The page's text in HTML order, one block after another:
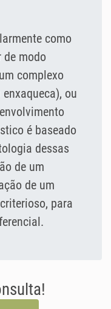
como
de modo
complexo
ou
é baseado
dessas
de um
de um
para